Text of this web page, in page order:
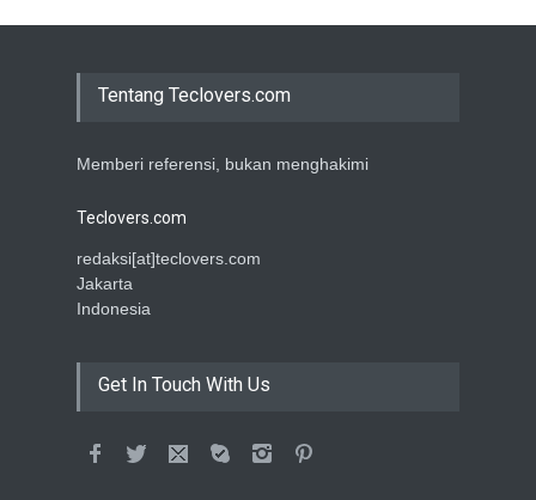
Tentang Teclovers.com
Memberi referensi, bukan menghakimi
Teclovers.com
redaksi[at]teclovers.com
Jakarta
Indonesia
Get In Touch With Us